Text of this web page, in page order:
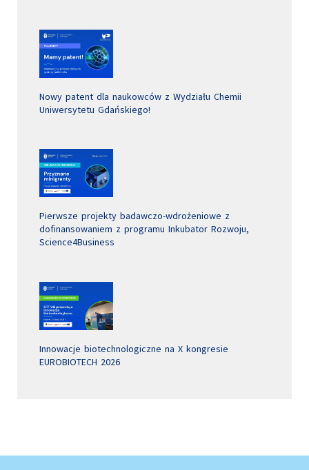
Nowy patent dla naukowców z Wydziału Chemii
Uniwersytetu Gdańskiego!
Pierwsze projekty badawczo-wdrożeniowe z
dofinansowaniem z programu Inkubator Rozwoju,
Science4Business
Innowacje biotechnologiczne na X kongresie
EUROBIOTECH 2026